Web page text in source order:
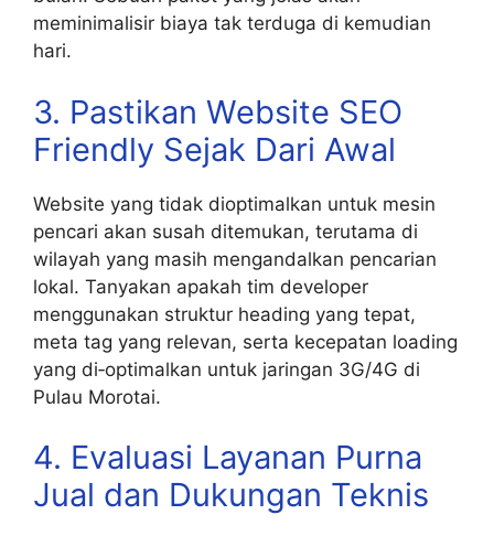
meminimalisir biaya tak terduga di kemudian
hari.
3. Pastikan Website SEO
Friendly Sejak Dari Awal
Website yang tidak dioptimalkan untuk mesin
pencari akan susah ditemukan, terutama di
wilayah yang masih mengandalkan pencarian
lokal. Tanyakan apakah tim developer
menggunakan struktur heading yang tepat,
meta tag yang relevan, serta kecepatan loading
yang di‑optimalkan untuk jaringan 3G/4G di
Pulau Morotai.
4. Evaluasi Layanan Purna
Jual dan Dukungan Teknis